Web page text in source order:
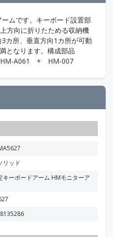
ムです。キーボード設置部
方向に折りたためる収納機
カ所、垂直方向1カ所が可動
となります。構成部品
A061 + HM-007
リッド
キーボードアーム HMモニターア